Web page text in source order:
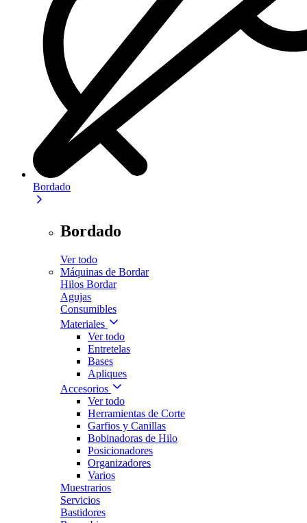
Bordado
Bordado
Ver todo
Máquinas de Bordar
Hilos Bordar
Agujas
Consumibles
Materiales
Ver todo
Entretelas
Bases
Apliques
Accesorios
Ver todo
Herramientas de Corte
Garfios y Canillas
Bobinadoras de Hilo
Posicionadores
Organizadores
Varios
Muestrarios
Servicios
Bastidores